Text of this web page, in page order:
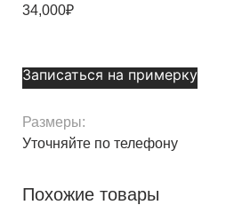
34,000₽
Записаться на примерку
Размеры:
Уточняйте по телефону
Похожие товары